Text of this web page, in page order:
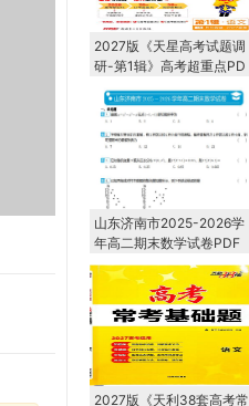
2027版《天星高考试题调
研-第1辑》高考超重点PD
F电子版下载
山东济南市2025-2026学
年高二期末数学试卷PDF
电子版下载
2027版《天利38套高考常